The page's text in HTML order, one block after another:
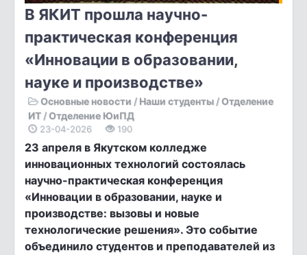
В ЯКИТ прошла научно-
практическая конференция
«Инновации в образовании,
науке и производстве»
Основные новости / Наши студенты/ Отделение
ИТ/ Отделение ЮиПД
23-04-2026 190
23 апреля в Якутском колледже
инновационных технологий состоялась
научно-практическая конференция
«Инновации в образовании, науке и
производстве: вызовы и новые
технологические решения». Это событие
объединило студентов и преподавателей из